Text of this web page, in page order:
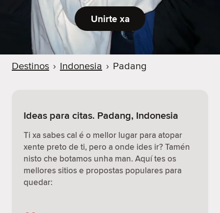
Unirte xa
Destinos › Indonesia › Padang
Ideas para citas. Padang, Indonesia
Ti xa sabes cal é o mellor lugar para atopar
xente preto de ti, pero a onde ides ir? Tamén
nisto che botamos unha man. Aquí tes os
mellores sitios e propostas populares para
quedar: